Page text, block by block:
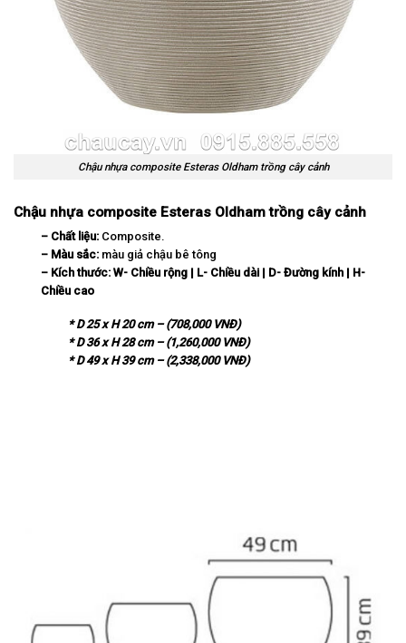
Chậu nhựa composite Esteras Oldham trồng cây cảnh
Chậu nhựa composite Esteras Oldham trồng cây cảnh
– Chất liệu: Composite.
– Màu sắc: màu giả chậu bê tông
– Kích thước: W- Chiều rộng | L- Chiều d ài | D- Đường kính | H-
Chiều cao
* D 25 x H 20 cm – (708,000 VNĐ)
* D 36 x H 28 cm – (1,260,000 VNĐ)
* D 49 x H 39 cm – (2,338,000 VNĐ)